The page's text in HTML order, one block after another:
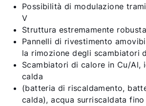
Possibilità di modulazione
V
Struttura estremamente robusta
Pannelli di rivestimento
la rimozione degli scambiatori
Scambiatori di calore in Cu/Al,
calda
(batteria di riscaldamento,
calda), acqua surriscaldata fino